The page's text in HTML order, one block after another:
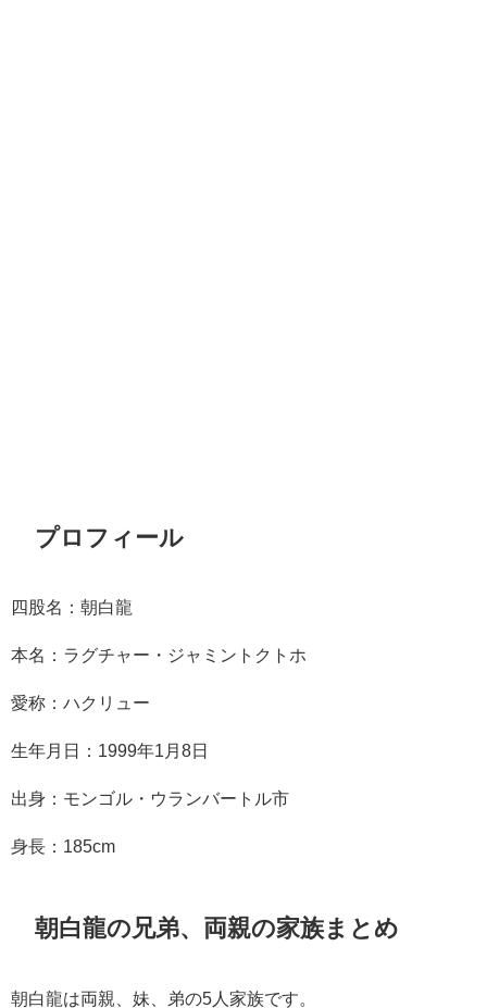
プロフィール
四股名：朝白龍
本名：ラグチャー・ジャミントクトホ
愛称：ハクリュー
生年月日：1999年1月8日
出身：モンゴル・ウランバートル市
身長：185cm
朝白龍の兄弟、両親の家族まとめ
朝白龍は両親、妹、弟の5人家族です。